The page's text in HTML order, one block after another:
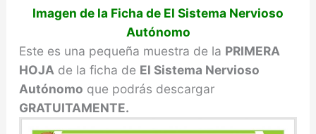
Imagen de la Ficha de El Sistema Nervioso
Autónomo
Este es una pequeña muestra de la PRIMERA
HOJA de la ficha de El Sistema Nervioso
Autónomo que podrás descargar
GRATUITAMENTE.